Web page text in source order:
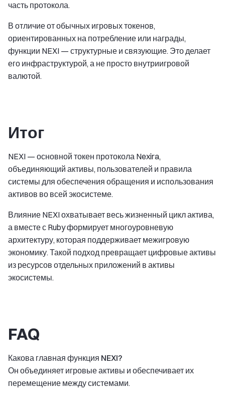
часть протокола.
В отличие от обычных игровых токенов,
ориентированных на потребление или награды,
функции NEXI — структурные и связующие. Это делает
его инфраструктурой, а не просто внутриигровой
валютой.
Итог
NEXI — основной токен протокола Nexira,
объединяющий активы, пользователей и правила
системы для обеспечения обращения и использования
активов во всей экосистеме.
Влияние NEXI охватывает весь жизненный цикл актива,
а вместе с Ruby формирует многоуровневую
архитектуру, которая поддерживает межигровую
экономику. Такой подход превращает цифровые активы
из ресурсов отдельных приложений в активы
экосистемы.
FAQ
Какова главная функция NEXI?
Он объединяет игровые активы и обеспечивает их
перемещение между системами.